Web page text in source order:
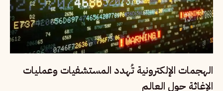
الهجمات الإلكترونية تُهدد المستشفيات وعمليات
الإغاثة حول العالم